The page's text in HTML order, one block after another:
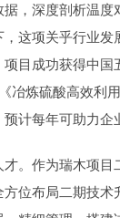
，深度剖析温
这项关乎行业
目成功获得中
冶炼硫酸高效
计每年可助力企
。作为瑞木项
位布局二期技